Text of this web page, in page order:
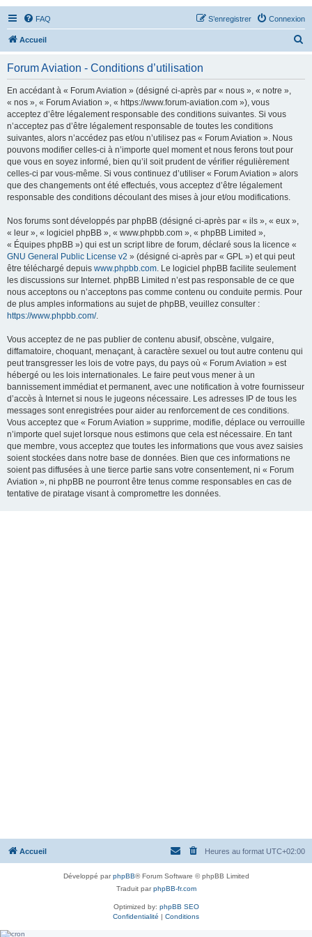
FAQ Connexion
S’enregistrer
Accueil
Forum Aviation - Conditions d’utilisation
En accédant à « Forum Aviation » (désigné ci-après par « nous », « notre »,
« nos », « Forum Aviation », « https://www.forum-aviation.com »), vous
acceptez d’être légalement responsable des conditions suivantes. Si vous
n’acceptez pas d’être légalement responsable de toutes les conditions
suivantes, alors n’accédez pas et/ou n’utilisez pas « Forum Aviation ». Nous
pouvons modifier celles-ci à n’importe quel moment et nous ferons tout pour
que vous en soyez informé, bien qu’il soit prudent de vérifier régulièrement
celles-ci par vous-même. Si vous continuez d’utiliser « Forum Aviation » alors
que des changements ont été effectués, vous acceptez d’être légalement
responsable des conditions découlant des mises à jour et/ou modifications.
Nos forums sont développés par phpBB (désigné ci-après par « ils », « eux »,
« leur », « logiciel phpBB », « www.phpbb.com », « phpBB Limited »,
« Équipes phpBB ») qui est un script libre de forum, déclaré sous la licence «
GNU General Public License v2 » (désigné ci-après par « GPL ») et qui peut
être téléchargé depuis www.phpbb.com. Le logiciel phpBB facilite seulement
les discussions sur Internet. phpBB Limited n’est pas responsable de ce que
nous acceptons ou n’acceptons pas comme contenu ou conduite permis. Pour
de plus amples informations au sujet de phpBB, veuillez consulter :
https://www.phpbb.com/.
Vous acceptez de ne pas publier de contenu abusif, obscène, vulgaire,
diffamatoire, choquant, menaçant, à caractère sexuel ou tout autre contenu qui
peut transgresser les lois de votre pays, du pays où « Forum Aviation » est
hébergé ou les lois internationales. Le faire peut vous mener à un
bannissement immédiat et permanent, avec une notification à votre fournisseur
d’accès à Internet si nous le jugeons nécessaire. Les adresses IP de tous les
messages sont enregistrées pour aider au renforcement de ces conditions.
Vous acceptez que « Forum Aviation » supprime, modifie, déplace ou verrouille
n’importe quel sujet lorsque nous estimons que cela est nécessaire. En tant
que membre, vous acceptez que toutes les informations que vous avez saisies
soient stockées dans notre base de données. Bien que ces informations ne
soient pas diffusées à une tierce partie sans votre consentement, ni « Forum
Aviation », ni phpBB ne pourront être tenus comme responsables en cas de
tentative de piratage visant à compromettre les données.
Accueil Heures au format UTC+02:00
Développé parphpBB® Forum Software © phpBB Limited
Traduit parphpBB-fr.com
Optimized by: phpBB SEO
Confidentialité | Conditions